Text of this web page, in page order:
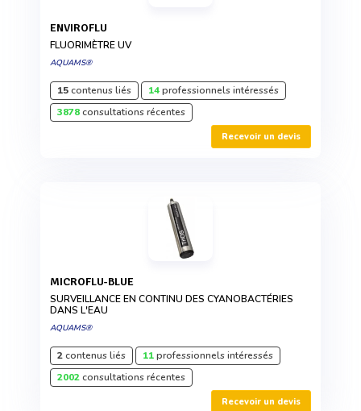
ENVIROFLU
FLUORIMÈTRE UV
AQUAMS®
15contenus liés 14professionnels intéressés
3878consultations récentes
Recevoir un devis
MICROFLU-BLUE
SURVEILLANCE EN CONTINU DES CYANOBACTÉRIES
DANS L'EAU
AQUAMS®
2contenus liés 11professionnels intéressés
2002consultations récentes
Recevoir un devis